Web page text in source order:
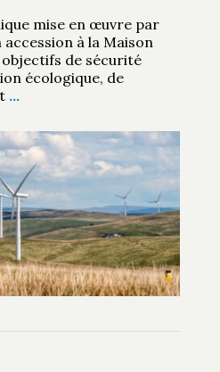
mise en œuvre par
accession à la Maison
de sécurité
écologique, de
…